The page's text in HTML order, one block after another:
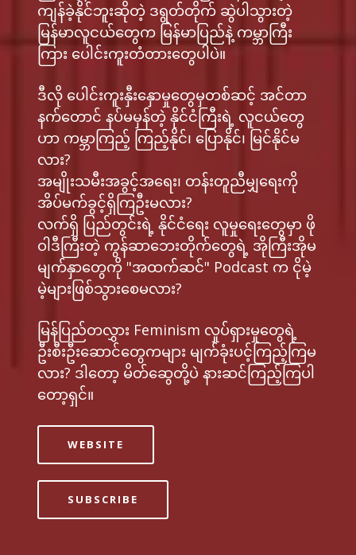
ကျန်ခဲ့နိုင်ဘူးဆိုတဲ့ ဒရွတ်တိုက် ဆွဲပါသွားတဲ့
မြန်မာလူငယ်တွေက မြန်မာပြည်နဲ့ ကမ္ဘာကြီး
ကြား ပေါင်းကူးတံတားတွေပါပဲ။
ဒီလို ပေါင်းကူးနှီးနှောမှုတွေမှတစ်ဆင့် အင်တာ
နက်တောင် နပ်မမှန်တဲ့ နိုင်ငံကြီးရဲ့ လူငယ်တွေ
ဟာ ကမ္ဘာကြည့် ကြည့်နိုင်၊ ပြောနိုင်၊ မြင်နိုင်မ
လား?
အမျိုးသမီးအခွင့်အရေး၊ တန်းတူညီမျှရေးကို
အိပ်မက်ခွင့်ရှိကြဦးမလား?
လက်ရှိ ပြည်တွင်းရဲ့ နိုင်ငံရေး လူမှုရေးတွေမှာ ဖို
ဝါဒီကြီးတဲ့ ကွန်ဆာဘေးတိုက်တွေရဲ့ အိုကြီးအိုမ
မျက်နှာတွေကို "အထက်ဆင်" Podcast က ငိုမဲ့
မဲ့များဖြစ်သွားစေမလား?
မြန်ပြည်တလွှား Feminism လှုပ်ရှားမှုတွေရဲ့
ဦးစီးဦးဆောင်တွေကများ မျက်ခုံးပင့်ကြည့်ကြမ
လား? ဒါတော့ မိတ်ဆွေတို့ပဲ နားဆင်ကြည့်ကြပါ
တော့ရှင်။
WEBSITE
SUBSCRIBE